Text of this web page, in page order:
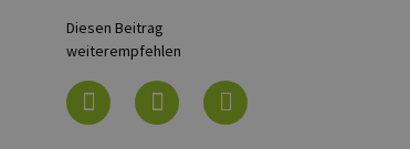
Diesen Beitrag
weiterempfehlen